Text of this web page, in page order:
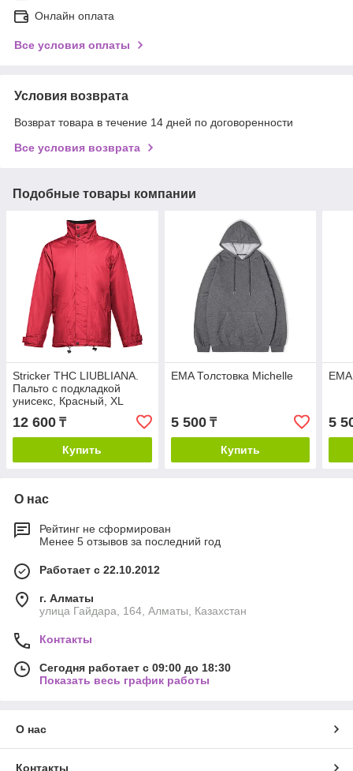
Онлайн оплата
Все условия оплаты
Условия возврата
Возврат товара в течение 14 дней по договоренности
Все условия возврата
Подобные товары компании
Stricker THC LIUBLIANA.
Пальто с подкладкой
унисекс, Красный, XL
12 600 ₸
Купить
EMA Толстовка Michelle
5 500₸
Купить
5
О нас
Рейтинг не сформирован
Менее 5 отзывов за последний год
Работает с 22.10.2012
г. Алматы
улица Гайдара, 164, Алматы, Казахстан
Контакты
Сегодня работает с 09:00 до 18:30
Показать весь график работы
О нас
Контакты